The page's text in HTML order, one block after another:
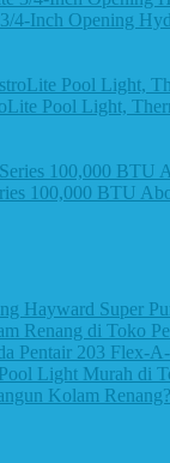
4-Inch Opening
Pool Light,
100,000 BTU
Hayward Super
Renang di Toko
Pentair 203 Flex-
Light Murah di
Kolam